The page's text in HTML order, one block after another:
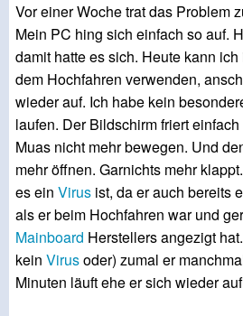
Vor einer Woche trat das Problem
Mein PC hing sich einfach so auf.
damit hatte es sich. Heute kann
dem Hochfahren verwenden,
wieder auf. Ich habe kein
laufen. Der Bildschirm friert
Muas nicht mehr bewegen. Und
mehr öffnen. Garnichts mehr
es ein Virus ist, da er auch bereits
als er beim Hochfahren war und
Mainboard Herstellers angezigt
kein Virusoder) zumal er
Minuten läuft ehe er sich wieder